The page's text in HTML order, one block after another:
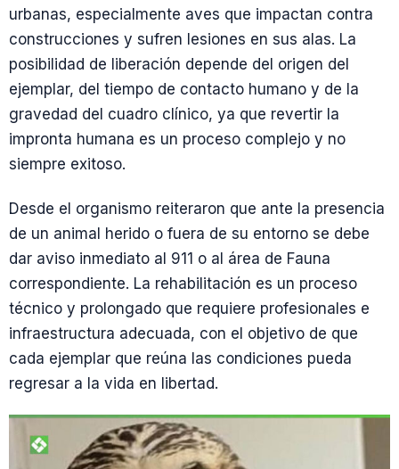
urbanas, especialmente aves que impactan contra
construcciones y sufren lesiones en sus alas. La
posibilidad de liberación depende del origen del
ejemplar, del tiempo de contacto humano y de la
gravedad del cuadro clínico, ya que revertir la
impronta humana es un proceso complejo y no
siempre exitoso.
Desde el organismo reiteraron que ante la presencia
de un animal herido o fuera de su entorno se debe
dar aviso inmediato al 911 o al área de Fauna
correspondiente. La rehabilitación es un proceso
técnico y prolongado que requiere profesionales e
infraestructura adecuada, con el objetivo de que
cada ejemplar que reúna las condiciones pueda
regresar a la vida en libertad.